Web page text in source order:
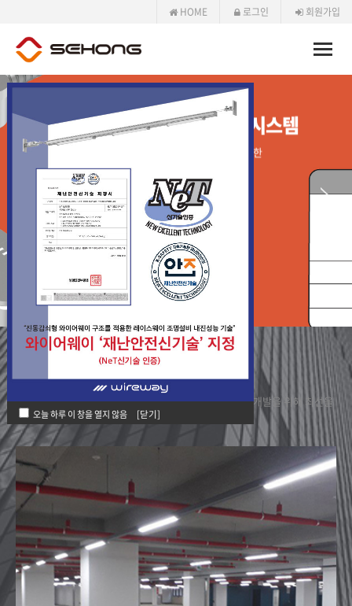
HOME 로그인 회원가입
Toggle
오늘 하루 이 창을 열지 않음 [닫기]
배관+배선+접속구 일체형 시스템
간단한 체결로 노출가변형 조립공법을 실현한
새로운 조립공법 시스템입니다.
바로가기
세홍만의 특별한 가치
작업인력과 작업시간 절감, 에너지 절약과 환경적인 기술개발을 위해 최선을
다하고 있습니다.